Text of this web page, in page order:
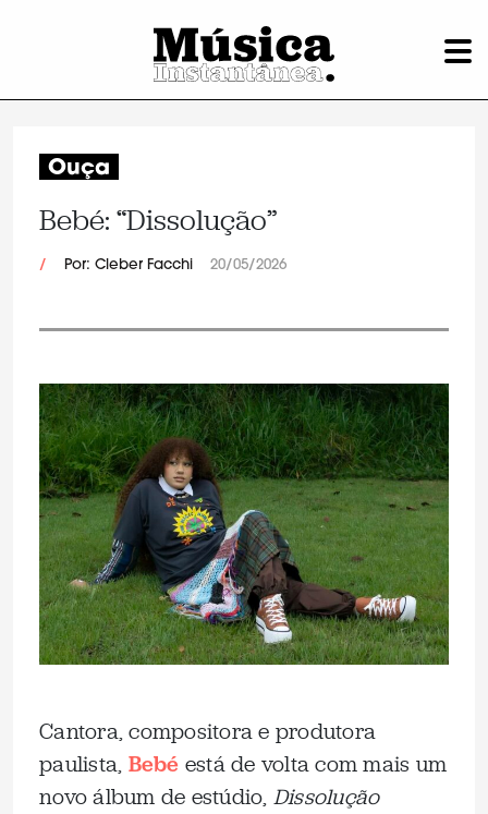
Ouça
Bebé: “Dissolução”
/ Por: Cleber Facchi 20/05/2026
Cantora, compositora e produtora
paulista, Bebé está de volta com mais um
novo álbum de estúdio, Dissolução